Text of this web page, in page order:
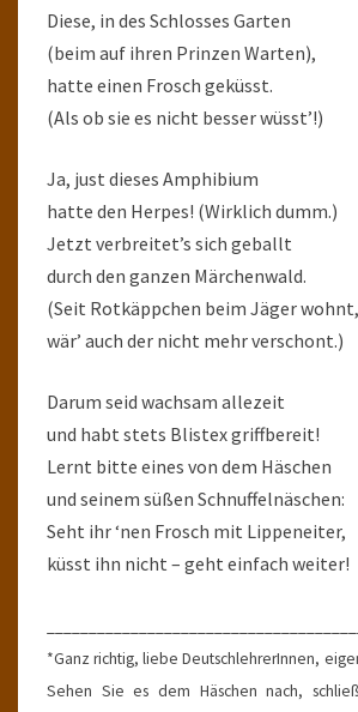
Diese, in des Schlosses Garten
(beim auf ihren Prinzen Warten),
hatte einen Frosch geküsst.
(Als ob sie es nicht besser wüsst’!)
Ja, just dieses Amphibium
hatte den Herpes! (Wirklich dumm.)
Jetzt verbreitet’s sich geballt
durch den ganzen Märchenwald.
(Seit Rotkäppchen beim Jäger wohnt,
wär’ auch der nicht mehr verschont.)
Darum seid wachsam allezeit
und habt stets Blistex griffbereit!
Lernt bitte eines von dem Häschen
und seinem süßen Schnuffelnäschen:
Seht ihr ‘nen Frosch mit Lippeneiter,
küsst ihn nicht – geht einfach weiter!
*Ganz richtig, liebe DeutschlehrerInnen,
Sehen Sie es dem Häschen nach,